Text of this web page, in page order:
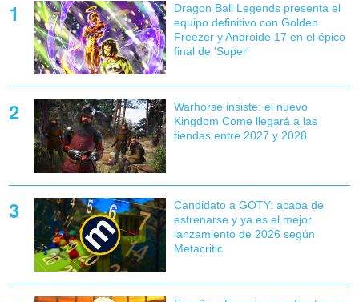
Dragon Ball Legends presenta el
equipo definitivo con Golden
Freezer y Androide 17 en el épico
final de 'Super'
Warhorse insiste: el nuevo
Kingdom Come llegará a las
tiendas entre 2027 y 2028
Candidato a GOTY: acaba de
estrenarse y ya es el mejor
lanzamiento de 2026 según
Metacritic